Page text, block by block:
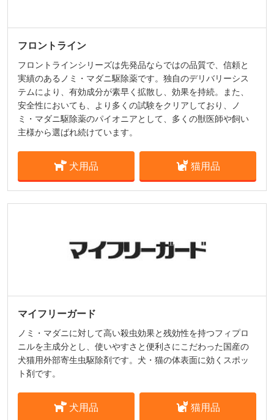
フロントライン
フロントラインシリーズは先発品ならではの品質で、信頼と
実績のあるノミ・マダニ駆除薬です。独自のデリバリーシス
テムにより、有効成分が素早く拡散し、効果を持続。また、
安全性においても、より多くの試験をクリアしており、ノ
ミ・マダニ駆除薬のパイオニアとして、多くの獣医師や飼い
主様から選ばれ続けています。
犬用品 猫用品
マイフリーガード
ノミ・マダニに対して高い殺虫効果と残効性を持つフィプロ
ニルを主成分とし、使いやすさと便利さにこだわった国産の
犬猫用外部寄生虫駆除剤です。犬・猫の体表面に効くスポッ
ト剤です。
犬用品 猫用品